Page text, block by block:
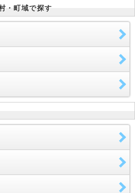
・町域で探す